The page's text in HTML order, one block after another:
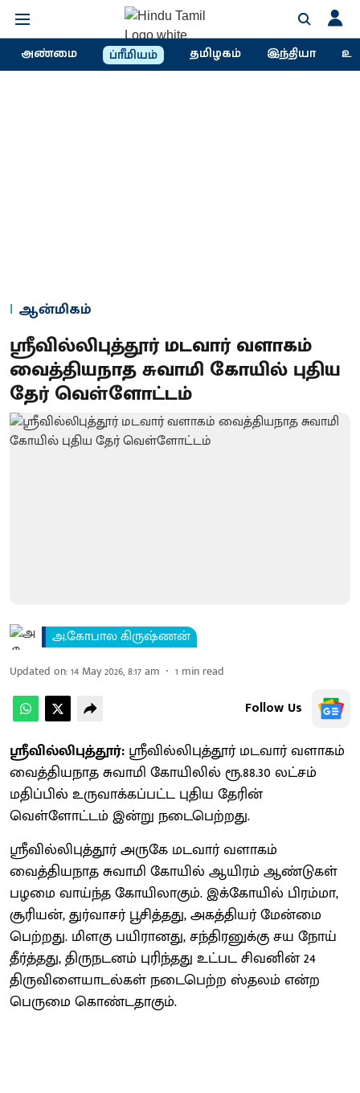
அண்மை ப்ரீமியம் தமிழகம் இந்தியா
ஆன்மிகம்
ஸ்ரீவில்லிபுத்தூர் மடவார் வளாகம்
வைத்தியநாத சுவாமி கோயில் புதிய
தேர் வெள்ளோட்டம்
அ.கோபால கிருஷ்ணன்
Updated on:14 May 2026, 8:17 am 1 min read
Follow Us
ஸ்ரீவில்லிபுத்தூர்: ஸ்ரீவில்லிபுத்தூர் மடவார் வளாகம்
வைத்தியநாத சுவாமி கோயிலில் ரூ.88.30 லட்சம்
மதிப்பில் உருவாக்கப்பட்ட புதிய தேரின்
வெள்ளோட்டம் இன்று நடைபெற்றது.
ஸ்ரீவில்லிபுத்தூர் அருகே மடவார் வளாகம்
வைத்தியநாத சுவாமி கோயில் ஆயிரம் ஆண்டுகள்
பழமை வாய்ந்த கோயிலாகும். இக்கோயில் பிரம்மா,
சூரியன், துர்வாசர் பூசித்தது, அகத்தியர் மேன்மை
பெற்றது. மிளகு பயிரானது, சந்திரனுக்கு சய நோய்
தீர்த்தது, திருநடனம் புரிந்தது உட்பட சிவனின் 24
திருவிளையாடல்கள் நடைபெற்ற ஸ்தலம் என்ற
பெருமை கொண்டதாகும்.